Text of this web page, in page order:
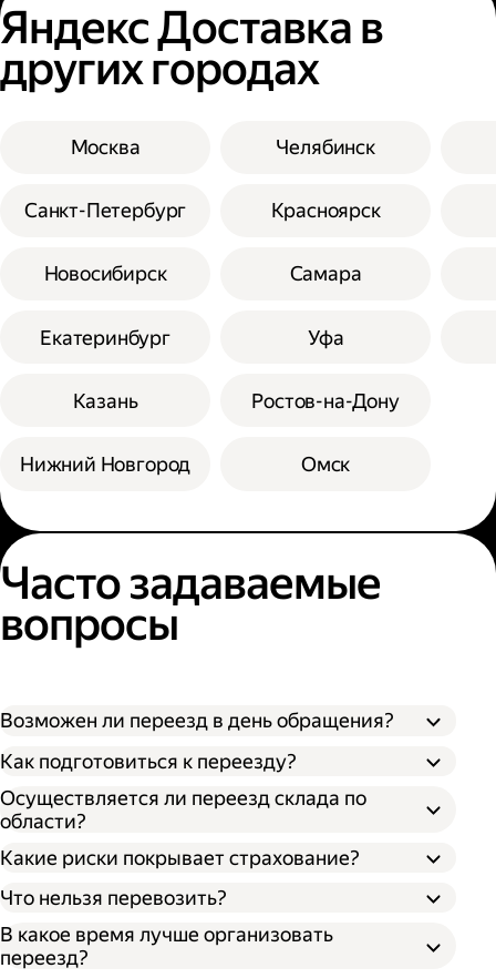
Яндекс Доставка в
других городах
Москва
Санкт-Петербург
Новосибирск
Екатеринбург
Казань
Нижний Новгород
Челябинск
Красноярск
Самара
Уфа
Ростов-на-Дону
Омск
Часто задаваемые
вопросы
Возможен ли переезд в день обращения?
Как подготовиться к переезду?
Осуществляется ли переезд склада по
области?
Какие риски покрывает страхование?
Что нельзя перевозить?
В какое время лучше организовать
переезд?